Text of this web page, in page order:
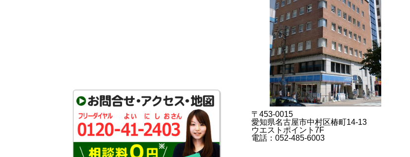
〒453-0015
愛知県名古屋市中村区椿町14-13
ウエストポイント7F
電話：052-485-6003